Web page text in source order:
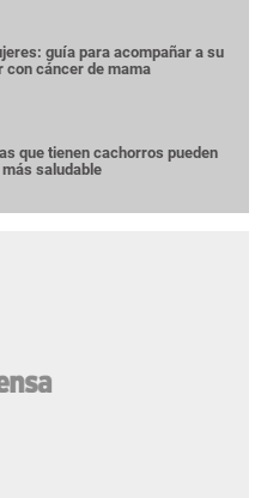
guía para acompañar a su
con cáncer de mama
que tienen cachorros pueden
saludable